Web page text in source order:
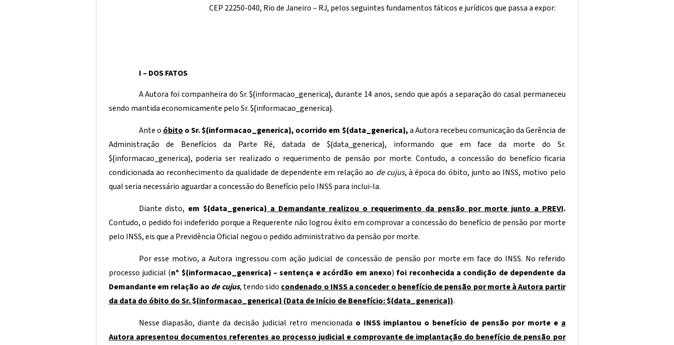
CEP 22250-040, Rio de Janeiro – RJ, pelos seguintes fundamentos fáticos e jurídicos que passa a expor:
I – DOS FATOS
A Autora foi companheira do Sr.${informacao_generica}, durante 14 anos, sendo que após a separação do casal permaneceu
sendo mantida economicamente pelo Sr.${informacao_generica}.
Ante o óbito o Sr.${informacao_generica}, ocorrido em ${data_generica},a Autora recebeu comunicação da Gerência de
Administração de Benefícios da Parte Ré, datada de ${data_generica}, informando que em face da morte do Sr.
${informacao_generica}, poderia ser realizado o requerimento de pensão por morte. Contudo, a concessão do benefício ficaria
condicionada ao reconhecimento da qualidade de dependente em relação ao de cujus, à época do óbito, junto ao INSS, motivo pelo
qual seria necessário aguardar a concessão do Benefício pelo INSS para inclui-la.
Diante disto, em${data_generica} a Demandante realizou o requerimento da pensão por morte junto a PREVI.
Contudo, o pedido foi indeferido porque a Requerente não logrou êxito em comprovar a concessão do benefício de pensão por morte
pelo INSS, eis que a Previdência Oficial negou o pedido administrativo da pensão por morte.
Por esse motivo, a Autora ingressou com ação judicial de concessão de pensão por morte em face do INSS. No referido
processo judicial (nº ${informacao_generica} – sentença e acórdão em anexo)foi reconhecida a condição de dependente da
Demandante em relação ao de cujus, tendo sido condenado o INSS a conceder o benefício de pensão por morte à Autora partir
da data do óbito do Sr.${informacao_generica} (Data de Início de Benefício:${data_generica}).
Nesse diapasão, diante da decisão judicial retro mencionada o INSS implantou o benefício de pensão por morte e a
Autora apresentou documentos referentes ao processo judicial e comprovante de implantação do benefício de pensão por